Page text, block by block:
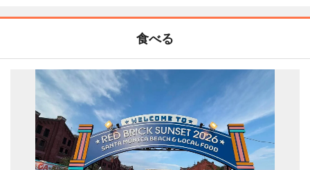
食べる